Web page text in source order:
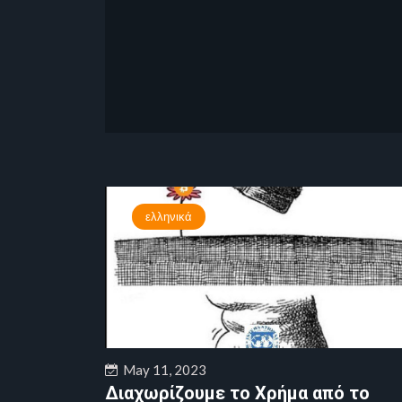
ελληνικά
May 11, 2023
Διαχωρίζουμε το Χρήμα από το